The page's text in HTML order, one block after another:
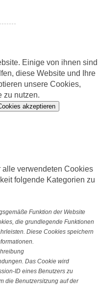
Einige von ihnen sind
diese Website und Ihre
unsere Cookies,
zu nutzen.
akzeptieren
verwendeten Cookies
folgende Kategorien zu
Funktion der Website
die grundlegende Funktionen
Diese Cookies speichern
Das Cookie wird
ID eines Benutzers zu
die Benutzersitzung auf der